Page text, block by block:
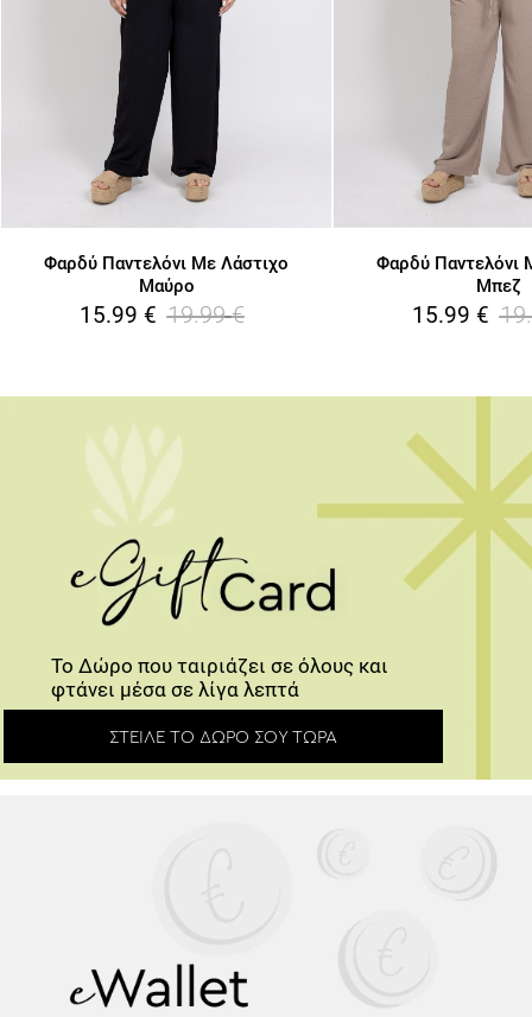
Φαρδύ Παντελόνι Με Λάστιχο
Μαύρο
15.99 € 19.99 €
Φαρδύ Παντελόνι
Μπεζ
15.99 €
Το Δώρο που ταιριάζει σε όλους και
φτάνει μέσα σε λίγα λεπτά
ΣΤΕΊΛΕ ΤΟ ΔΏΡΟ ΣΟΥ ΤΏΡΑ